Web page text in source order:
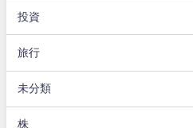
投資
旅行
未分類
株